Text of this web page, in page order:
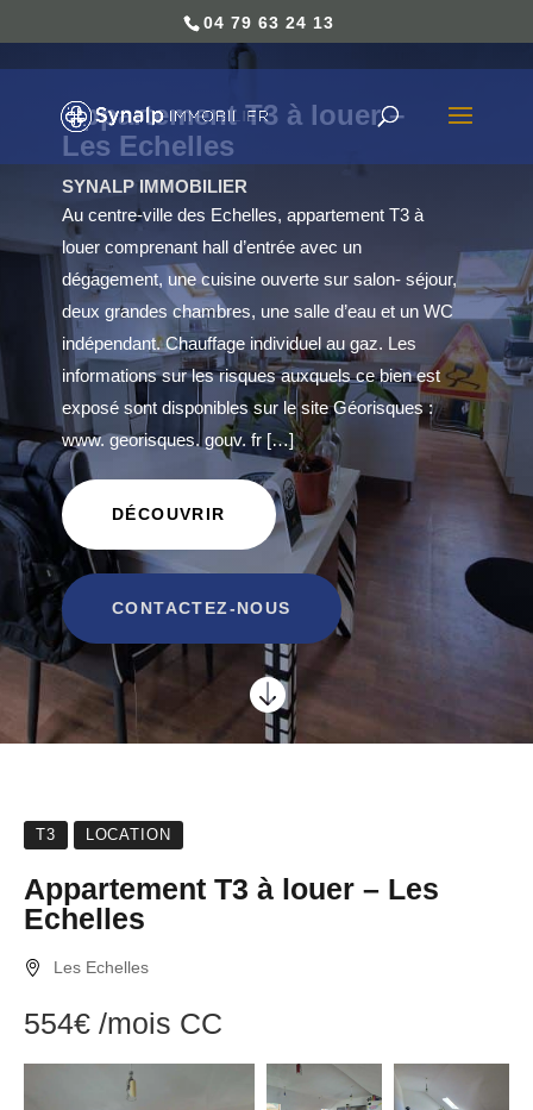
04 79 63 24 13
Appartement T3 à louer –
Les Echelles
SYNALP IMMOBILIER
Au centre-ville des Echelles, appartement T3 à
louer comprenant hall d’entrée avec un
dégagement, une cuisine ouverte sur salon- séjour,
deux grandes chambres, une salle d’eau et un WC
indépendant. Chauffage individuel au gaz. Les
informations sur les risques auxquels ce bien est
exposé sont disponibles sur le site Géorisques :
www. georisques. gouv. fr […]
DÉCOUVRIR
CONTACTEZ-NOUS

T3 LOCATION
Appartement T3 à louer – Les
Echelles
Les Echelles
554€ /mois CC